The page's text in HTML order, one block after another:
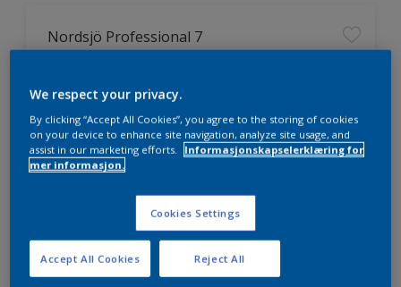
Nordsjö Professional 7
Lett å påføre og fordele
Jevnere og finere finish, også i
mørke farger
Sammenligne
We respect your privacy.
By clicking “Accept All Cookies”, you agree to the storing of cookies
on your device to enhance site navigation, analyze site usage, and
assist in our marketing efforts.
Informasjonskapselerklæring for
mer informasjon.
Cookies Settings
Reject All
Accept All Cookies